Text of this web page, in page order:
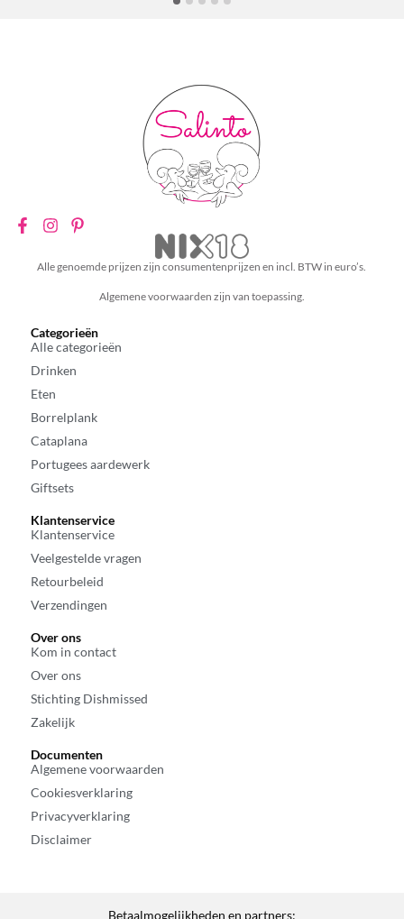
Alle genoemde prijzen zijn consumentenprijzen en incl. BTW in euro’s.
Algemene voorwaarden zijn van toepassing.
Categorieën
Alle categorieën
Drinken
Eten
Borrelplank
Cataplana
Portugees aardewerk
Giftsets
Klantenservice
Klantenservice
Veelgestelde vragen
Retourbeleid
Verzendingen
Over ons
Kom in contact
Over ons
Stichting Dishmissed
Zakelijk
Documenten
Algemene voorwaarden
Cookiesverklaring
Privacyverklaring
Disclaimer
Betaalmogelijkheden en partners: